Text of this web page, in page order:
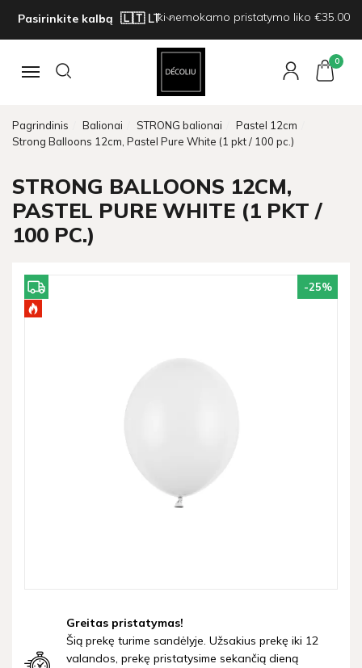
Pasirinkite kalbą Iki nemokamo pristatymo liko €35.00
Navigacija
0
Pagrindinis Balionai STRONG balionai
Pastel 12cm
Strong Balloons 12cm, Pastel Pure White (1 pkt / 100 pc.)
STRONG BALLOONS 12CM,
PASTEL PURE WHITE (1 PKT /
100 PC.)
-25%
Greitas pristatymas!
Šią prekę turime sandėlyje. Užsakius prekę iki 12
valandos, prekę pristatysime sekančią dieną